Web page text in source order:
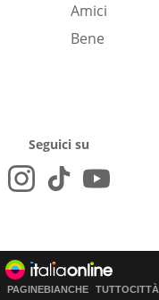
Amici
Bene
Seguici su
PAGINEBIANCHE TUTTOCITTÀ